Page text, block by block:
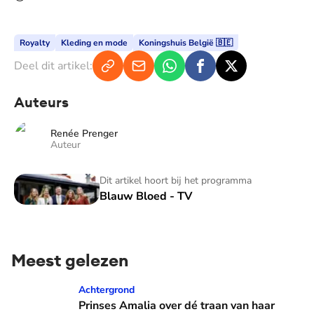
Royalty Kleding en mode Koningshuis België 🇧🇪
Deel dit artikel:
Auteurs
Renée Prenger
Auteur
Dit artikel hoort bij het programma
Blauw Bloed - TV
Blauw Bloed - TV
Meest gelezen
Prinses Amalia over dé traan van haar moeder: 'Mama
Achtergrond
Prinses Amalia over dé traan van haar